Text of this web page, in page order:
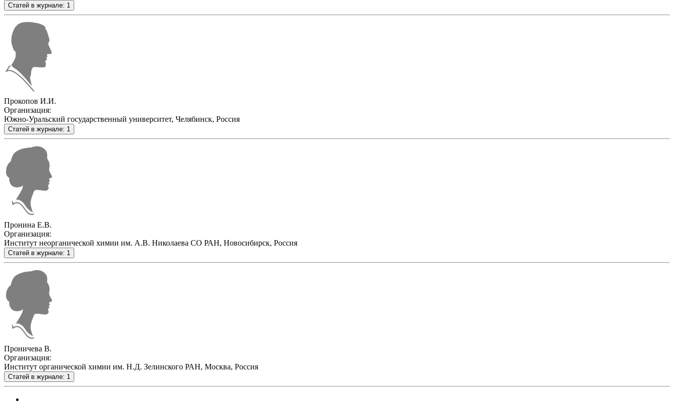
Статей в журнале: 1
Прокопов И.И.
Организация:
Южно-Уральский государственный университет, Челябинск, Россия
Статей в журнале: 1
Пронина Е.В.
Организация:
Институт неорганической химии им. А.В. Николаева СО РАН, Новосибирск, Россия
Статей в журнале: 1
Проничева В.
Организация:
Институт органической химии им. Н.Д. Зелинского РАН, Москва, Россия
Статей в журнале: 1